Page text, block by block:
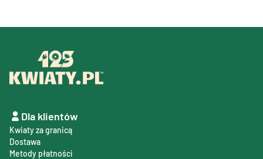
Dla klientów
Kwiaty za granicą
Dostawa
Metody płatności